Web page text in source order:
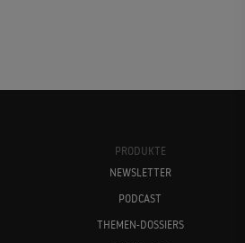
PRODUKTE
NEWSLETTER
PODCAST
THEMEN-DOSSIERS